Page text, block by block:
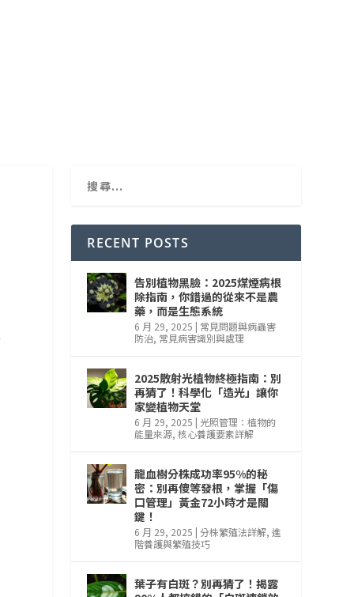
RECENT POSTS
告別植物黑臉：2025煤煙病根
除指南，你錯過的從來不是農
藥，而是生態系統
6 月 29, 2025 | 常見問題與病蟲害
防治, 常見病害識別與處理
2025散射光植物終極指南：別
再猜了！科學化「造光」讓你
家變植物天堂
6 月 29, 2025 | 光照管理：植物的
能量來源,核心養護要素詳解
龍血樹分株成功率95%的秘
密：別再傻等發根，掌握「傷
口管理」黃金72小時才是關
鍵！
6 月 29, 2025 |分株繁殖法詳解,進
階養護與繁殖技巧
葉子有白斑？別再猜了！揭露